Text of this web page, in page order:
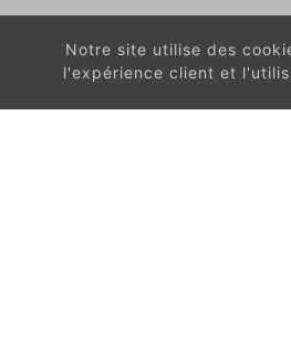
Notre site utilise des
l'expérience client et